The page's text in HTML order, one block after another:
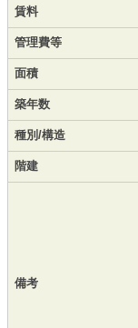
賃料
管理費等
面積
築年数
種別/構造
階建
備考